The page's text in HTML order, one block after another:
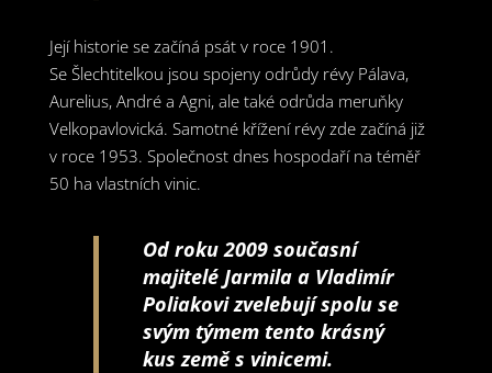
Její historie se začíná psát v roce 1901.
Se Šlechtitelkou jsou spojeny odrůdy révy Pálava,
Aurelius, André a Agni, ale také odrůda meruňky
Velkopavlovická. Samotné křížení révy zde začíná již
v roce 1953. Společnost dnes hospodaří na téměř
50 ha vlastních vinic.
Od roku 2009 současní
majitelé Jarmila a Vladimír
Poliakovi zvelebují spolu se
svým týmem tento krásný
kus země s vinicemi.